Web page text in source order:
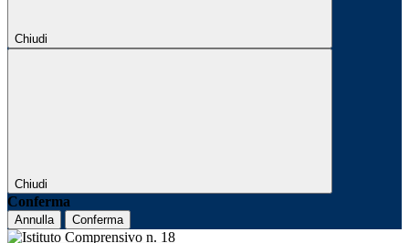
Chiudi
Chiudi
Conferma
Annulla Conferma